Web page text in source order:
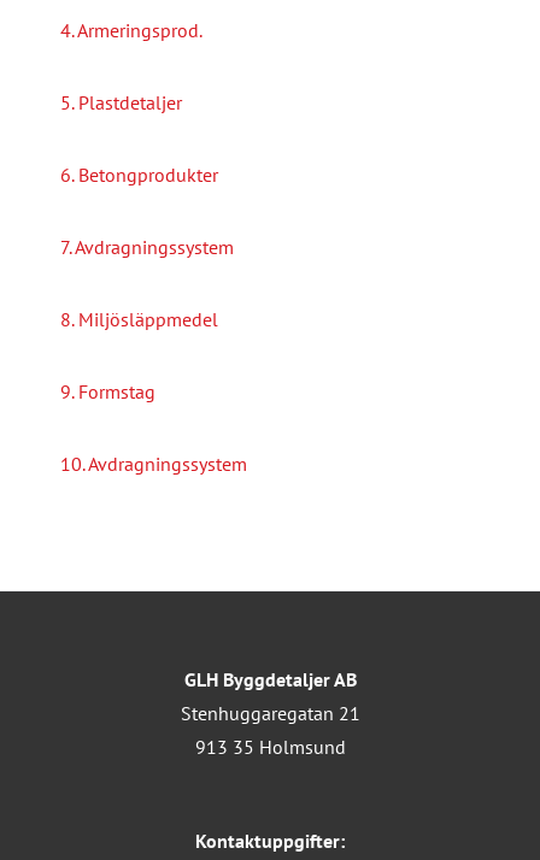
4. Armeringsprod.
5. Plastdetaljer
6. Betongprodukter
7. Avdragningssystem
8. Miljösläppmedel
9. Formstag
10. Avdragningssystem
GLH Byggdetaljer AB
Stenhuggaregatan 21
913 35 Holmsund
Kontaktuppgifter: